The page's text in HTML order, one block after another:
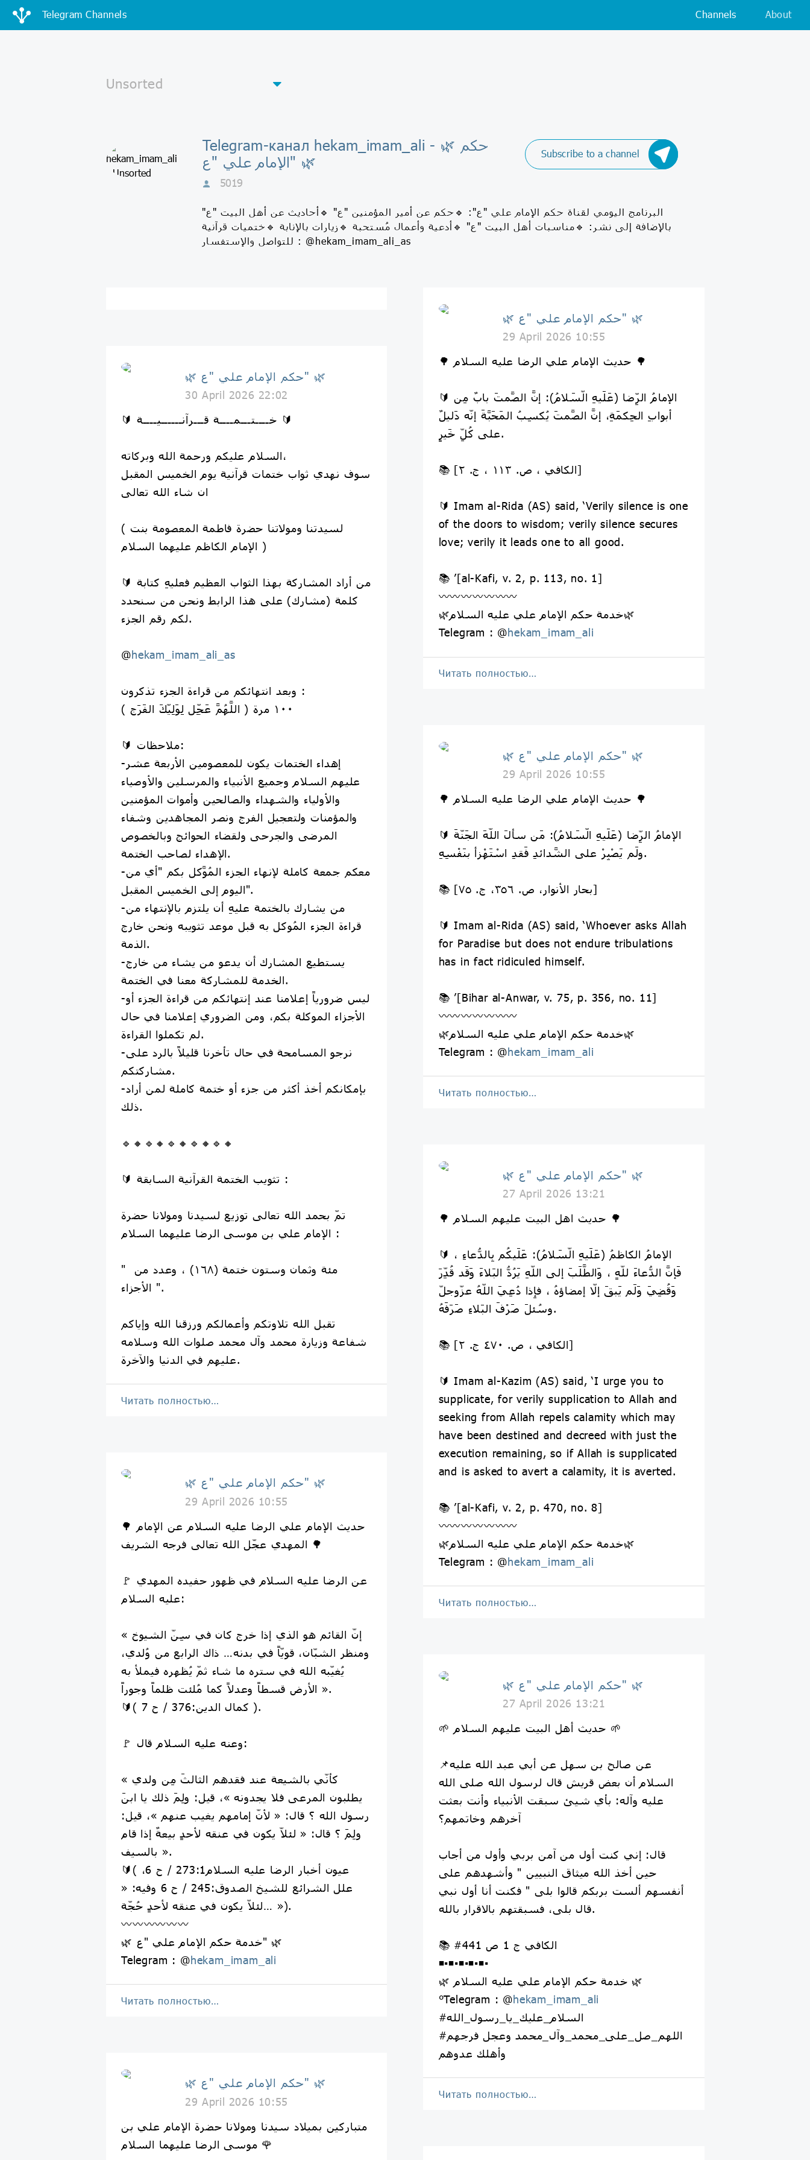
Telegram Channels Channels About
Subscribe to a channel
Telegram-канал hekam_imam_ali - 🌿 حكم
الإمام علي "ع" 🌿
5019
البرنامج اليومي لقناة حكم الإمام علي "ع": 🔹حكم عن أمير المؤمنين "ع" 🔹أحاديث عن أهل البيت "ع"
بالإضافة إلى نشر: 🔹مناسبات أهل البيت "ع" 🔹أدعية وأعمال مُستحبة 🔹زيارات بالإنابة 🔹ختميات قرآنية
للتواصل والإستفسار : @hekam_imam_ali_as
🌿 حكم الإمام علي "ع" 🌿
30 April 2026 22:02
🔰 خــــتـــمــــة قـــرآنــــــيــــة 🔰
السلام عليكم ورحمة الله وبركاته،
سوف نهدي ثواب ختمات قرآنية يوم الخميس المقبل
ان شاء الله تعالى
( لسيدتنا ومولاتنا حضرة فاطمة المعصومة بنت
الإمام الكاظم عليهما السلام )
🔰 من أراد المشاركة بهذا الثواب العظيم فعليهِ كتابة
كلمة (مشارك) على هذا الرابط ونحن من سنحدد
لكم رقم الجزء.
@hekam_imam_ali_as
وبعد انتهائكم من قراءة الجزء تذكرون :
( اللَّهُمَّ عَجِّل لِوَلِيّكَ الفَرَج ) ١٠٠ مرة
🔰 ملاحظات:
-إهداء الختمات يكون للمعصومين الأربعة عشر
عليهم السلام وجميع الأنبياء والمرسلين والأوصياء
والأولياء والشهداء والصالحين وأموات المؤمنين
والمؤمنات ولتعجيل الفرج ونصر المجاهدين وشفاء
المرضى والجرحى ولقضاء الحوائج وبالخصوص
الإهداء لصاحب الختمة.
-معكم جمعة كاملة لإنهاء الجزء المُوَّكل بكم "أي من
اليوم إلى الخميس المقبل".
-من يشارك بالختمة عليهِ أن يلتزم بالإنتهاء من
قراءة الجزء المُوكل به قبل موعد تثويبه ونحن خارج
الذمة.
-يستطيع المشارك أن يدعو من يشاء من خارج
الخدمة للمشاركة معنا في الختمة.
-ليس ضرورياً إعلامنا عند إنتهائكم من قراءة الجزء أو
الأجزاء الموكلة بكم، ومن الضروري إعلامنا في حال
لم تكملوا القراءة.
-نرجو المسامحة في حال تأخرنا قليلاً بالرد على
مشاركتكم.
-بإمكانكم أخذ أكثر من جزء أو ختمة كاملة لمن أراد
ذلك.
🔹🔸🔹🔸🔹🔸🔹🔸🔹🔸
🔰 تثويب الختمة القرآنية السابقة :
تمّ بحمد الله تعالى توزيع لسيدنا ومولانا حضرة
الإمام علي بن موسى الرضا عليهما السلام :
" مئة وثمان وستون ختمة (١٦٨) ، وعدد من
الأجزاء ".
تقبل الله تلاوتكم وأعمالكم ورزقنا الله وإياكم
شفاعة وزيارة محمد وآل محمد صلوات الله وسلامه
عليهم في الدنيا والآخرة.
Читать полностью…
🌿 حكم الإمام علي "ع" 🌿
29 April 2026 10:55
🌳 حديث الإمام علي الرضا عليه السلام عن الإمام
المهدي عجّل الله تعالى فرجه الشريف 🌳
🚩 عن الرضا عليه السلام في ظهور حفيده المهدي
عليه السلام:
« إنّ القائم هو الذي إذا خرج كان في سِنّ الشيوخ
ومنظر الشبّان، قويّاً في بدنه… ذاك الرابع من وُلدي،
يُغيّبه الله في ستره ما شاء ثمّ يُظهره فيملأ به
الأرض قسطاً وعدلاً كما مُلئت ظلماً وجوراً ».
🔰( كمال الدين:376 / ح 7 ).
🚩 وعنه عليه السلام قال:
« كأنّي بالشيعة عند فقدهم الثالثَ مِن ولدي
يطلبون المرعى فلا يجدونه »، قيل: ولِمَ ذلك يا ابنَ
رسول الله ؟ قال: « لأنّ إمامهم يغيب عنهم »، قيل:
ولِمَ ؟ قال: « لئلاّ يكون في عنقه لأحدٍ بيعةٌ إذا قام
بالسيف ».
🔰( عيون أخبار الرضا عليه السلام273:1 / ح 6،
علل الشرائع للشيخ الصدوق:245 / ح 6 وفيه: «
لئلاّ يكون في عنقه لأحدٍ حُجّة… »).
〰〰〰〰〰〰
🌿 خدمة حكم الإمام علي "ع" 🌿
Telegram : @hekam_imam_ali
Читать полностью…
🌿 حكم الإمام علي "ع" 🌿
29 April 2026 10:55
متباركين بميلاد سيدنا ومولانا حضرة الإمام علي بن
موسى الرضا عليهما السلام 🌹
🌿 حكم الإمام علي "ع" 🌿
29 April 2026 10:55
🌳 حديث الإمام علي الرضا عليه السلام 🌳
🔰 الإمامُ الرِّضا (عَلَيهِ الّسَلامُ): إنَّ الصَّمتَ بابٌ مِن
أبوابِ الحِكمَةِ، إنَّ الصَّمتَ يُكسِبُ المَحَبَّةَ إنّه دَليلٌ
على كُلِّ خَيرٍ.
📚 [الكافي ، ص. ١١٣ ، ج. ٢]
🔰 Imam al-Rida (AS) said, ‘Verily silence is one
of the doors to wisdom; verily silence secures
love; verily it leads one to all good.
📚 ’[al-Kafi, v. 2, p. 113, no. 1]
〰️〰️〰️〰️〰️〰️〰️
🌿خدمة حكم الإمام علي عليه السلام🌿
Telegram : @hekam_imam_ali
Читать полностью…
🌿 حكم الإمام علي "ع" 🌿
29 April 2026 10:55
🌳 حديث الإمام علي الرضا عليه السلام 🌳
🔰 الإمامُ الرِّضا (عَلَيهِ الّسَلامُ): مَن سألَ اللّه‏َ الجَنّةَ
ولَم يَصْبِرْ على الشَّدائدِ فَقدِ اسْتَهْزأ بنَفْسِهِ.
📚 [بحار الأنوار، ص. ٣٥٦، ج. ٧٥]
🔰 Imam al-Rida (AS) said, ‘Whoever asks Allah
for Paradise but does not endure tribulations
has in fact ridiculed himself.
📚 ’[Bihar al-Anwar, v. 75, p. 356, no. 11]
〰️〰️〰️〰️〰️〰️〰️
🌿خدمة حكم الإمام علي عليه السلام🌿
Telegram : @hekam_imam_ali
Читать полностью…
🌿 حكم الإمام علي "ع" 🌿
27 April 2026 13:21
🌳 حديث اهل البيت عليهم السلام 🌳
🔰 الإمامُ الكاظمُ (عَلَيهِ الّسَلامُ): عَلَيكُم بِالدُّعاءِ ،
فَإنَّ الدُّعاءَ للّه‏ِِ ، وَالطَّلَبَ إلى اللّه‏ِ يَرُدُّ البَلاءَ وَقَد قُدِّرَ
وَقُضِيَ وَلَم يَبقَ إلّا إمضاؤهُ ، فإِذا دُعِيَ اللّه‏ُ عزّوجلّ
وسُئلَ صَرْفَ البَلاءِ صَرَفَهُ.
📚 [الكافي ، ص. ٤٧٠ ج. ٢]
🔰 Imam al-Kazim (AS) said, ‘I urge you to
supplicate, for verily supplication to Allah and
seeking from Allah repels calamity which may
have been destined and decreed with just the
execution remaining, so if Allah is supplicated
and is asked to avert a calamity, it is averted.
📚 ’[al-Kafi, v. 2, p. 470, no. 8]
〰️〰️〰️〰️〰️〰️〰️
🌿خدمة حكم الإمام علي عليه السلام🌿
Telegram : @hekam_imam_ali
Читать полностью…
🌿 حكم الإمام علي "ع" 🌿
27 April 2026 13:21
🌱 حديث أهل البيت عليهم السلام 🌱
📌عن صالح بن سهل عن أبي عبد الله عليه
السلام أن بعض قريش قال لرسول الله صلى الله
عليه وآله: بأي شيئ سبقت الأنبياء وأنت بعثت
آخرهم وخاتمهم؟
قال: إني كنت أول من آمن بربي وأول من أجاب
حين أخذ الله ميثاق النبيين " وأشهدهم على
أنفسهم ألست بربكم قالوا بلى " فكنت أنا أول نبي
قال بلى، فسبقتهم بالاقرار بالله.
📚 #الكافي ج 1 ص 441
◾▪️◾▪️◾▪️◾▪️◾▪️
🌿 خدمة حكم الإمام علي عليه السلام 🌿
°Telegram : @hekam_imam_ali
#السلام_عليك_يا_رسول_الله
#اللهم_صل_على_محمد_وآل_محمد وعجل فرجهم
وأهلك عدوهم
Читать полностью…